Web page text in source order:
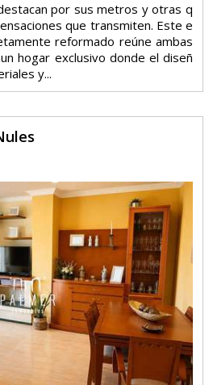
por sus metros y otras q
que transmiten. Este e
reformado reúne ambas
hogar exclusivo donde el diseñ
y...